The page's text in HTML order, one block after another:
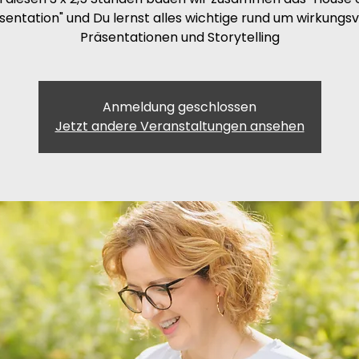
und Du lernst alles wichtige rund um
Präsentationen und Storytelling
Anmeldung geschlossen
Jetzt andere Veranstaltungen ansehen